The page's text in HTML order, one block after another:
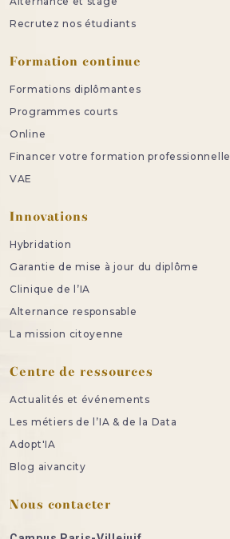
Recrutez nos étudiants
Formation continue
Formations diplômantes
Programmes courts
Online
Financer votre formation professionnelle
VAE
Innovations
Hybridation
Garantie de mise à jour du diplôme
Clinique de l’IA
Alternance responsable
La mission citoyenne
Centre de ressources
Actualités et événements
Les métiers de l’IA & de la Data
Adopt'IA
Blog aivancity
Nous contacter